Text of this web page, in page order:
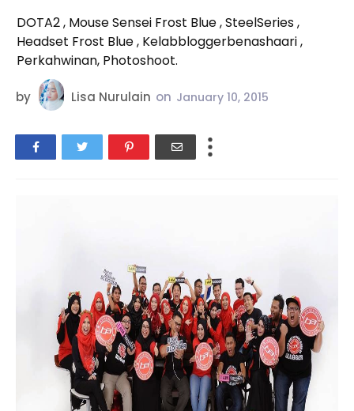
DOTA2 , Mouse Sensei Frost Blue , SteelSeries ,
Headset Frost Blue , Kelabbloggerbenashaari ,
Perkahwinan, Photoshoot.
by Lisa Nurulain on January 10, 2015